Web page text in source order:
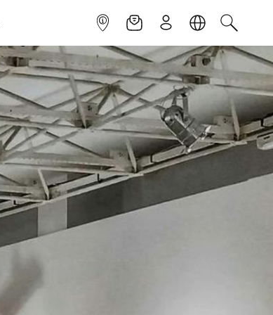
INFOPOINTNEWSLETTER
ISCRIVITILINGUACERCA